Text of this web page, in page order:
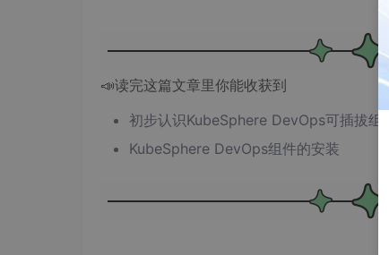
📣读完这篇文章里你能收获到
初步认识KubeSphere DevOps可插拔组件
KubeSphere DevOps组件的安装